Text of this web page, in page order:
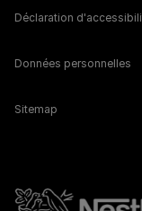
Déclaration
Données personnelles
Sitemap